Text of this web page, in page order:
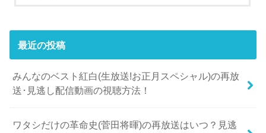
最近の投稿
みんなのベスト紅白(生放送!お正月スペシャル)の再放
送･見逃し配信動画の視聴方法！
ワタシだけの革命史(菅田将暉)の再放送はいつ？見逃